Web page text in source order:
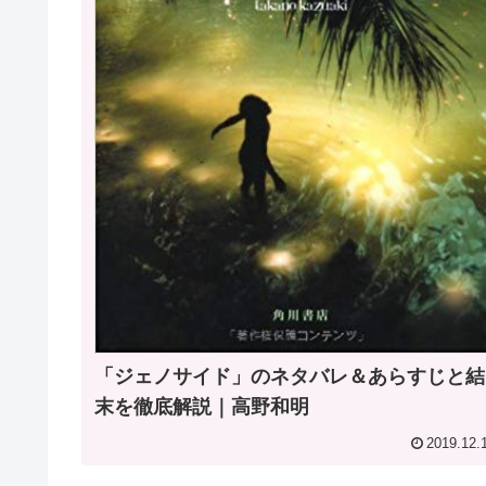
「ジェノサイド」のネタバレ＆あらすじと結
末を徹底解説｜高野和明